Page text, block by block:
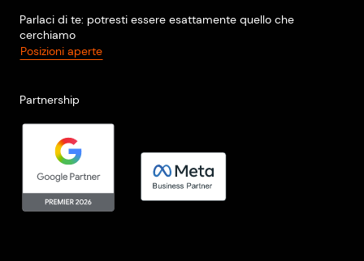
Parlaci di te: potresti essere esattamente quello che
cerchiamo
Posizioni aperte
Partnership